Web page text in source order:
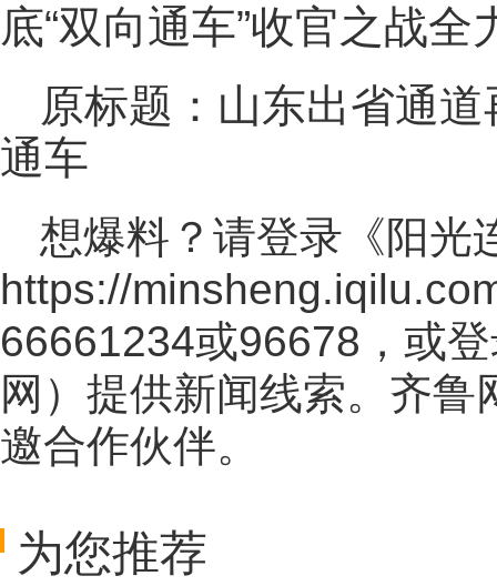
底“双向通车”收官之战全
原标题：山东出省通
通车
想爆料？请登录《阳光
https://
66661234或96678，或
网 ）提供新闻线索。齐鲁
邀合作伙伴。
为您推荐